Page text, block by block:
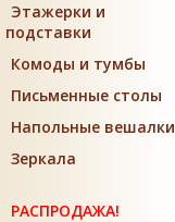
Этажерки и
подставки
Комоды и тумбы
Письменные столы
Напольные вешалки
Зеркала
РАСПРОДАЖА!